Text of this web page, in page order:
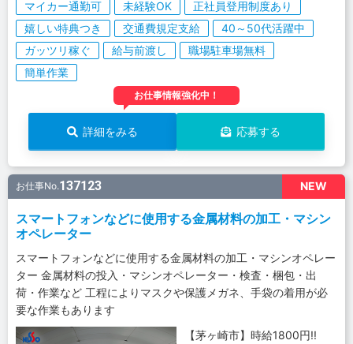
マイカー通勤可 未経験OK
正社員登用制度あり
嬉しい特典つき
交通費規定支給
40～50代活躍中
ガッツリ稼ぐ
給与前渡し
職場駐車場無料
簡単作業
お仕事情報強化中！
詳細をみる 応募する
NEW
お仕事No.137123
スマートフォンなどに使用する金属材料の加工・マシン
オペレーター
スマートフォンなどに使用する金属材料の加工・マシンオペレー
ター 金属材料の投入・マシンオペレーター・検査・梱包・出
荷・作業など 工程によりマスクや保護メガネ、手袋の着用が必
要な作業もあります
【茅ヶ崎市】時給1800円!!